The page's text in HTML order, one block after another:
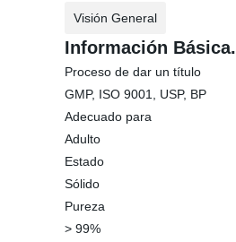
Visión General
Información Básica.
Proceso de dar un título
GMP, ISO 9001, USP, BP
Adecuado para
Adulto
Estado
Sólido
Pureza
> 99%